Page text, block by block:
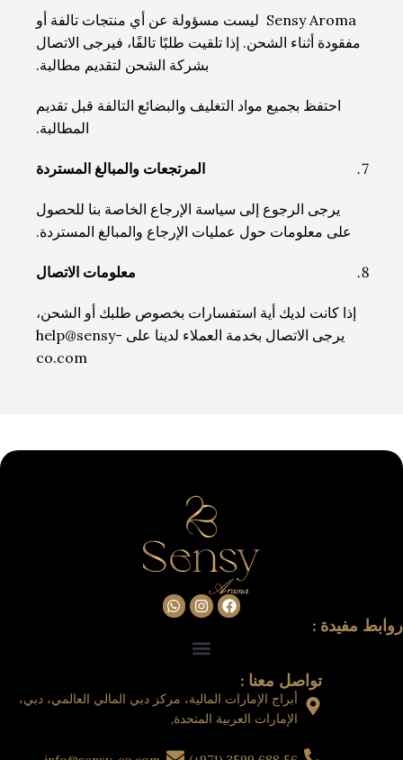
Sensy Aroma ليست مسؤولة عن أي منتجات تالفة أو
مفقودة أثناء الشحن. إذا تلقيت طلبًا تالفًا، فيرجى الاتصال
بشركة الشحن لتقديم مطالبة.
احتفظ بجميع مواد التغليف والبضائع التالفة قبل تقديم
المطالبة.
المرتجعات والمبالغ المستردة
يرجى الرجوع إلى سياسة الإرجاع الخاصة بنا للحصول
على معلومات حول عمليات الإرجاع والمبالغ المستردة.
معلومات الاتصال
إذا كانت لديك أية استفسارات بخصوص طلبك أو الشحن،
يرجى الاتصال بخدمة العملاء لدينا على help@sensy-
co.com
روابط مفيدة :
تواصل معنا :
أبراج الإمارات المالية، مركز دبي المالي العالمي، دبي،
الإمارات العربية المتحدة,